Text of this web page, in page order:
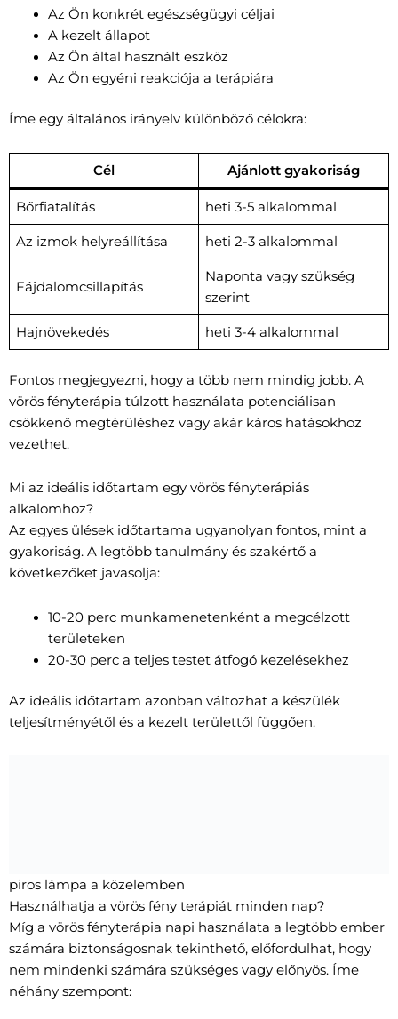
Az Ön konkrét egészségügyi céljai
A kezelt állapot
Az Ön által használt eszköz
Az Ön egyéni reakciója a terápiára
Íme egy általános irányelv különböző célokra:
Cél Ajánlott gyakoriság
Bőrfiatalítás heti 3-5 alkalommal
Az izmok helyreállítása heti 2-3 alkalommal
Fájdalomcsillapítás
Naponta vagy szükség
szerint
Hajnövekedés heti 3-4 alkalommal
Fontos megjegyezni, hogy a több nem mindig jobb. A
vörös fényterápia túlzott használata potenciálisan
csökkenő megtérüléshez vagy akár káros hatásokhoz
vezethet.
Mi az ideális időtartam egy vörös fényterápiás
alkalomhoz?
Az egyes ülések időtartama ugyanolyan fontos, mint a
gyakoriság. A legtöbb tanulmány és szakértő a
következőket javasolja:
10-20 perc munkamenetenként a megcélzott
területeken
20-30 perc a teljes testet átfogó kezelésekhez
Az ideális időtartam azonban változhat a készülék
teljesítményétől és a kezelt területtől függően.
piros lámpa a közelemben
Használhatja a vörös fény terápiát minden nap?
Míg a vörös fényterápia napi használata a legtöbb ember
számára biztonságosnak tekinthető, előfordulhat, hogy
nem mindenki számára szükséges vagy előnyös. Íme
néhány szempont: